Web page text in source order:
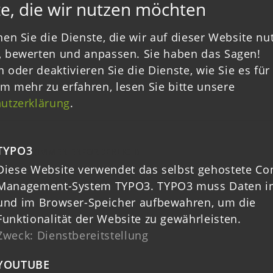
positiv ausgewählt und mit Mitteln aus
werden. Genau 209 Vorhaben
bereits umgesetzt und
noch in der Umsetzung oder standen
Die förderfähigen
für alle bisher positiv ausgewählten
2021 auf über 42,661.000,00 Euro.
mit Fördermitteln aus dem ELER-
&
LOKALE
die wir nutzen möchten
Sie die Dienste, die wir auf dieser Website
bewerten und anpassen. Sie haben das Sagen!
oder deaktivieren Sie die Dienste, wie Sie es
mehr zu erfahren, lesen Sie bitte unsere
.
Website verwendet das selbst gehostete
System TYPO3. TYPO3 muss Daten
im Browser-Speicher aufbewahren, um die
der Website zu gewährleisten.
: Dienstbereitstellung